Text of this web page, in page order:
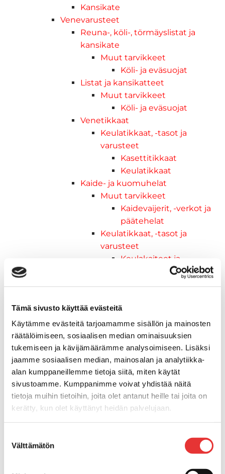
Tämä sivusto käyttää evästeitä
Käytämme evästeitä tarjoamamme sisällön ja mainosten
räätälöimiseen, sosiaalisen median ominaisuuksien
tukemiseen ja kävijämäärämme analysoimiseen. Lisäksi
jaamme sosiaalisen median, mainosalan ja analytiikka-
alan kumppaneillemme tietoja siitä, miten käytät
sivustoamme. Kumppanimme voivat yhdistää näitä
tietoja muihin tietoihin, joita olet antanut heille tai joita on
kerätty, kun olet käyttänyt heidän palvelujaan.
valinta
Välttämätön
Kansikate
Venevarusteet
Reuna-, köli-, törmäyslistat ja
kansikate
Muut tarvikkeet
Köli- ja eväsuojat
Listat ja kansikatteet
Muut tarvikkeet
Köli- ja eväsuojat
Venetikkaat
Keulatikkaat, -tasot ja
varusteet
Kasettitikkaat
Keulatikkaat
Kaide- ja kuomuhelat
Muut tarvikkeet
Kaidevaijerit, -verkot ja
päätehelat
Keulatikkaat, -tasot ja
varusteet
Keulakaiteet ja
kaidepylväät
rullaverhot
Kansiluukut
Hyttysverkot
Verhot
Venetikkaat
Uimatikkaat
Kasettitikkaat
Keulatikkaat
Köysitikkaat
Kiinnikkeet ja tukijalat